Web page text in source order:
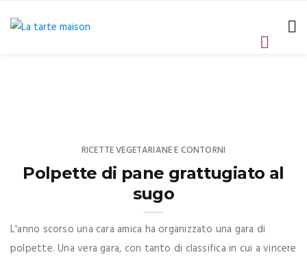
RICETTE VEGETARIANE E CONTORNI
Polpette di pane grattugiato al
sugo
L'anno scorso una cara amica ha organizzato una gara di
polpette. Una vera gara, con tanto di classifica in cui a vincere